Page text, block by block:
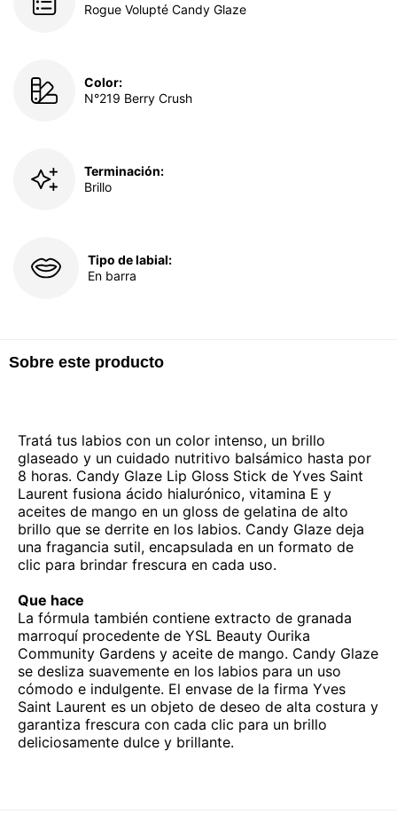
Rogue Volupté Candy Glaze
Color:
N°219 Berry Crush
Terminación:
Brillo
Tipo de labial:
En barra
Sobre este producto
Tratá tus labios con un color intenso, un brillo
glaseado y un cuidado nutritivo balsámico hasta por
8 horas. Candy Glaze Lip Gloss Stick de Yves Saint
Laurent fusiona ácido hialurónico, vitamina E y
aceites de mango en un gloss de gelatina de alto
brillo que se derrite en los labios. Candy Glaze deja
una fragancia sutil, encapsulada en un formato de
clic para brindar frescura en cada uso.
Que hace
La fórmula también contiene extracto de granada
marroquí procedente de YSL Beauty Ourika
Community Gardens y aceite de mango. Candy Glaze
se desliza suavemente en los labios para un uso
cómodo e indulgente. El envase de la firma Yves
Saint Laurent es un objeto de deseo de alta costura y
garantiza frescura con cada clic para un brillo
deliciosamente dulce y brillante.